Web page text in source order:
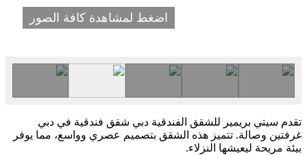
اضغط لمشاهدة كافة الصور
تقدم سيتي بريمير للشقق الفندقية دبي شقق فندقية في دبي
غرفتين وصالة. تتميز هذه الشقق بتصميم عصري وواسع، مما يوفر
بيئة مريحة ليعيشها النزلاء.